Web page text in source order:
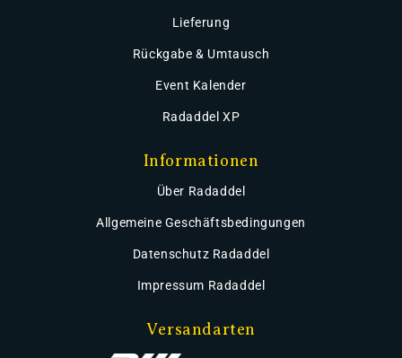
Lieferung
Rückgabe & Umtausch
Event Kalender
Radaddel XP
Informationen
Über Radaddel
Allgemeine Geschäftsbedingungen
Datenschutz Radaddel
Impressum Radaddel
Versandarten